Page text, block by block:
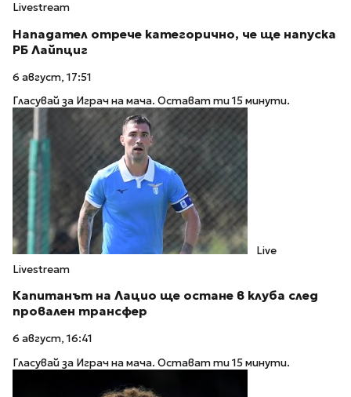
Livestream
Нападател отрече категорично, че ще напуска
РБ Лайпциг
6 август, 17:51
Гласувай за Играч на мача. Остават ти 15 минути.
Live
Livestream
Капитанът на Лацио ще остане в клуба след
провален трансфер
6 август, 16:41
Гласувай за Играч на мача. Остават ти 15 минути.